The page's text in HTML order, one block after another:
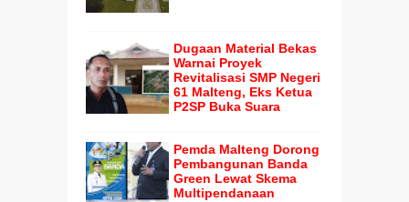
Dugaan Material Bekas
Warnai Proyek
Revitalisasi SMP Negeri
61 Malteng, Eks Ketua
P2SP Buka Suara
Pemda Malteng Dorong
Pembangunan Banda
Green Lewat Skema
Multipendanaan